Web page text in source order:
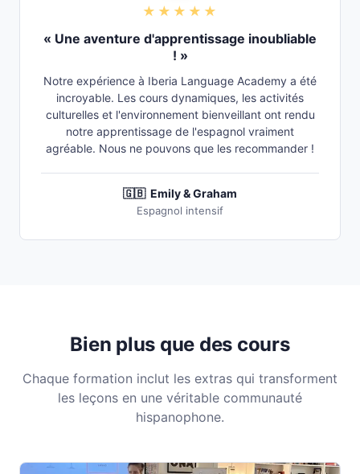
★★★★★
« Une aventure d'apprentissage inoubliable
! »
Notre expérience à Iberia Language Academy a été
incroyable. Les cours dynamiques, les activités
culturelles et l'environnement bienveillant ont rendu
notre apprentissage de l'espagnol vraiment
agréable. Nous ne pouvons que les recommander !
🇬🇧 Emily & Graham
Espagnol intensif
Bien plus que des cours
Chaque formation inclut les extras qui transforment
les leçons en une véritable communauté
hispanophone.